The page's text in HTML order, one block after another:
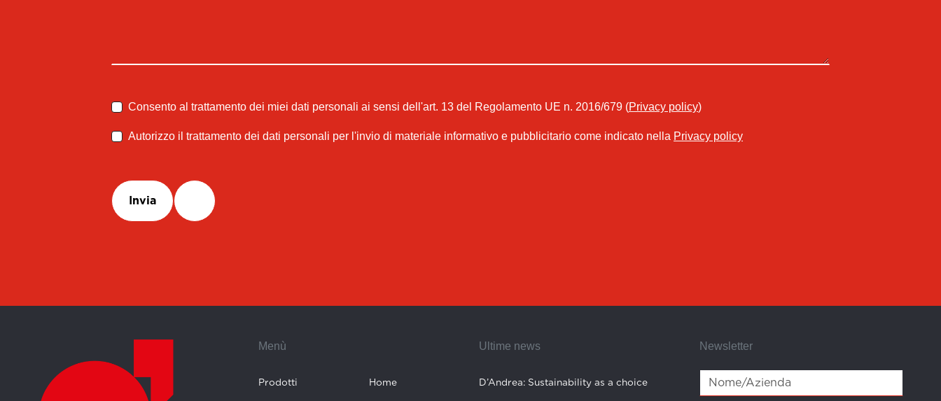
Consento al trattamento dei miei dati personali ai sensi dell'art. 13 del Regolamento UE n. 2016/679 (Privacy policy)
Autorizzo il trattamento dei dati personali per l'invio di materiale informativo e pubblicitario come indicato nella Privacy policy
Invia
Menù
Prodotti Home
Ultime news
D’Andrea: Sustainability as a choice
Newsletter